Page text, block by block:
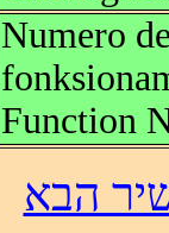
Numero de
Function